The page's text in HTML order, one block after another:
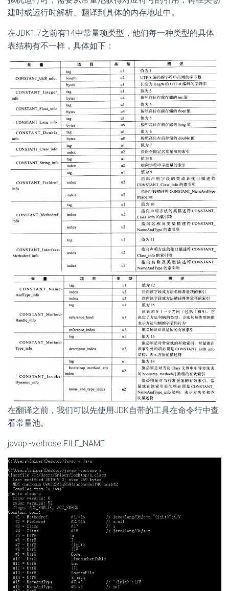
建时或运行时解析、翻译到具体的内存地址中。
在JDK1.7之前有14中常量项类型，他们每一种类型的具体
表结构有不一样，具体如下：
在翻译之前，我们可以先使用JDK自带的工具在命令行中查
看常量池。
javap -verbose FILE_NAME